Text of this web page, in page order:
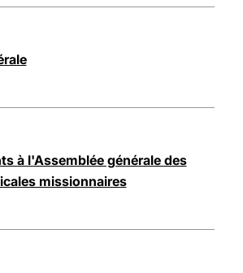
à l'Assemblée générale des
missionnaires